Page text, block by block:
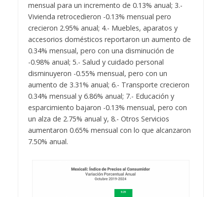
mensual para un incremento de 0.13% anual; 3.-
Vivienda retrocedieron -0.13% mensual pero
crecieron 2.95% anual; 4.- Muebles, aparatos y
accesorios domésticos reportaron un aumento de
0.34% mensual, pero con una disminución de
-0.98% anual; 5.- Salud y cuidado personal
disminuyeron -0.55% mensual, pero con un
aumento de 3.31% anual; 6.- Transporte crecieron
0.34% mensual y 6.86% anual; 7.- Educación y
esparcimiento bajaron -0.13% mensual, pero con
un alza de 2.75% anual y, 8.- Otros Servicios
aumentaron 0.65% mensual con lo que alcanzaron
7.50% anual.